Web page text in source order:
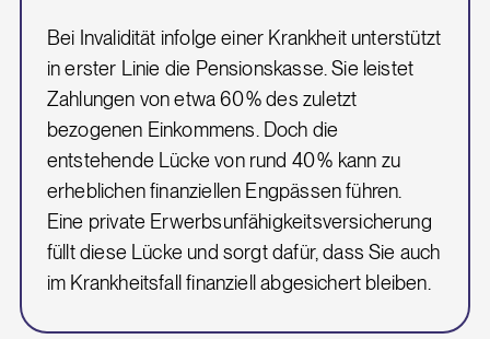
Bei Invalidität infolge einer Krankheit unterstützt
in erster Linie die Pensionskasse. Sie leistet
Zahlungen von etwa 60 % des zuletzt
bezogenen Einkommens. Doch die
entstehende Lücke von rund 40 % kann zu
erheblichen finanziellen Engpässen führen.
Eine private Erwerbsunfähigkeitsversicherung
füllt diese Lücke und sorgt dafür, dass Sie auch
im Krankheitsfall finanziell abgesichert bleiben.